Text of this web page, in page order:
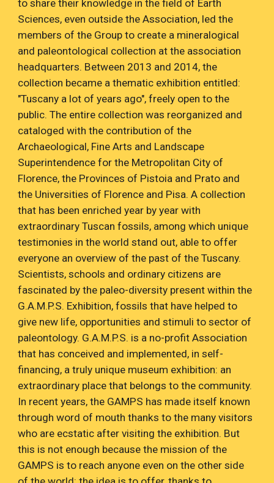
to share their knowledge in the field of Earth
Sciences, even outside the Association, led the
members of the Group to create a mineralogical
and paleontological collection at the association
headquarters. Between 2013 and 2014, the
collection became a thematic exhibition entitled:
"Tuscany a lot of years ago", freely open to the
public. The entire collection was reorganized and
cataloged with the contribution of the
Archaeological, Fine Arts and Landscape
Superintendence for the Metropolitan City of
Florence, the Provinces of Pistoia and Prato and
the Universities of Florence and Pisa. A collection
that has been enriched year by year with
extraordinary Tuscan fossils, among which unique
testimonies in the world stand out, able to offer
everyone an overview of the past of the Tuscany.
Scientists, schools and ordinary citizens are
fascinated by the paleo-diversity present within the
G.A.M.P.S. Exhibition, fossils that have helped to
give new life, opportunities and stimuli to sector of
paleontology. G.A.M.P.S. is a no-profit Association
that has conceived and implemented, in self-
financing, a truly unique museum exhibition: an
extraordinary place that belongs to the community.
In recent years, the GAMPS has made itself known
through word of mouth thanks to the many visitors
who are ecstatic after visiting the exhibition. But
this is not enough because the mission of the
GAMPS is to reach anyone even on the other side